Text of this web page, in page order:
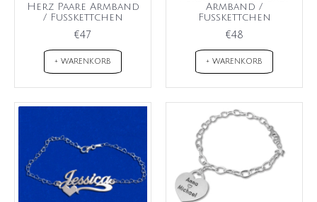
Herz Paare Armband
/ Fußkettchen
€47
+ WARENKORB
Armband /
Fußkettchen
€48
+ WARENKORB